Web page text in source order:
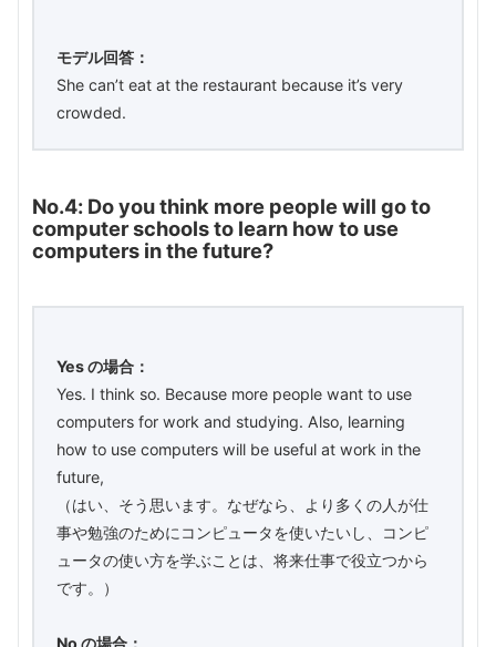
モデル回答：
She can’t eat at the restaurant because it’s very
crowded.
No.4: Do you think more people will go to
computer schools to learn how to use
computers in the future?
Yes の場合：
Yes. I think so. Because more people want to use
computers for work and studying. Also, learning
how to use computers will be useful at work in the
future,
（はい、そう思います。なぜなら、より多くの人が仕
事や勉強のためにコンピュータを使いたいし、コンピ
ュータの使い方を学ぶことは、将来仕事で役立つから
です。）
No の場合：